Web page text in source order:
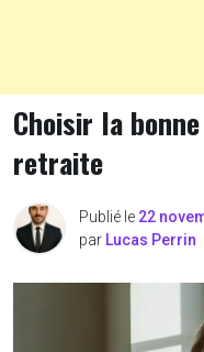
Choisir la
retraite
Publié le 22
par Lucas Perrin